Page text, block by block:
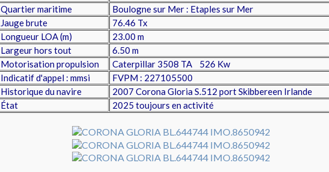
Quartier maritime
Boulogne sur Mer : Etaples sur Mer
Jauge brute
76.46 Tx
Longueur LOA (m)
23.00 m
Largeur hors tout
6.50 m
Motorisation propulsion
Caterpillar 3508 TA 526 Kw
Indicatif d'appel : mmsi
FVPM : 227105500
Historique du navire
2007 Corona Gloria S.512 port Skibbereen Irlande
État
2025 toujours en activité